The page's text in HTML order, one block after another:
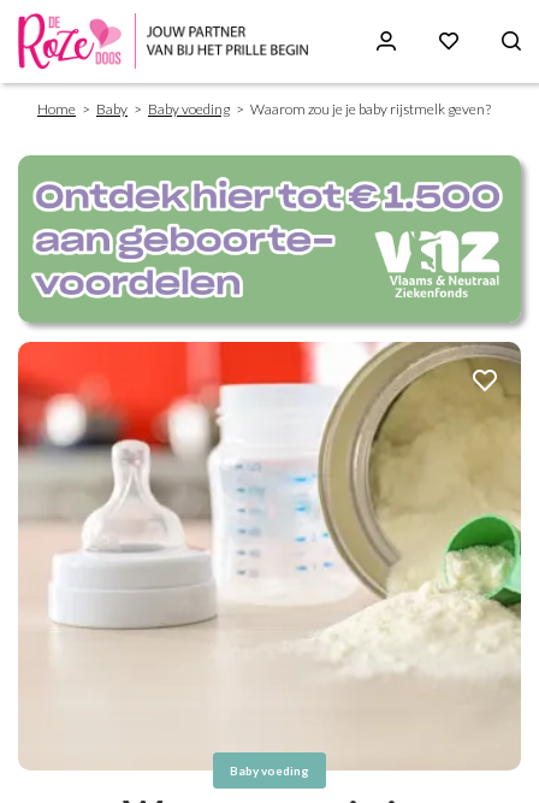
content
Breadcrumb
Home Baby Baby voeding Waarom zou je je baby rijstmelk geven?
Baby voeding